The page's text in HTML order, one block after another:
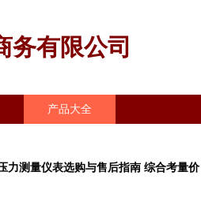
务有限公司
产品大全
力测量仪表选购与售后指南 综合考量价